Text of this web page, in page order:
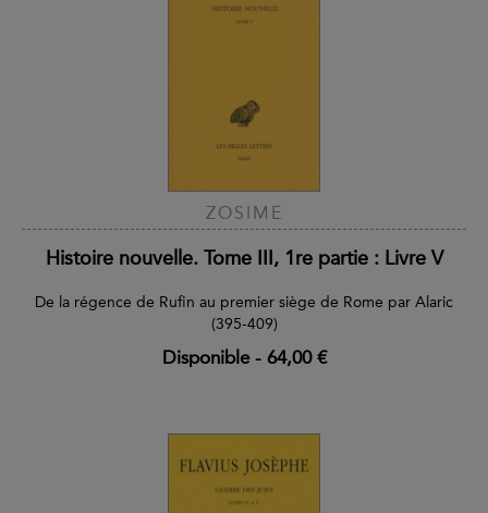
ZOSIME
Histoire nouvelle. Tome III, 1re partie : Livre V
De la régence de Rufin au premier siège de Rome par Alaric
(395-409)
Disponible- 64,00 €